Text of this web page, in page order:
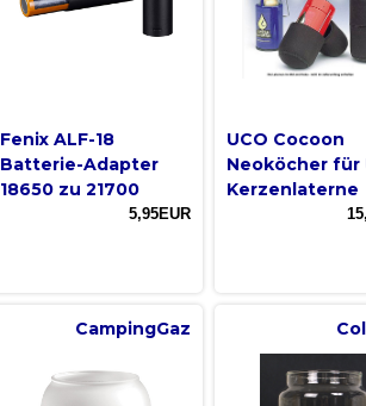
Fenix ALF-18
Batterie-Adapter
18650 zu 21700
5,95EUR
UCO Cocoon
Neoköcher für
Kerzenlaterne
CampingGaz